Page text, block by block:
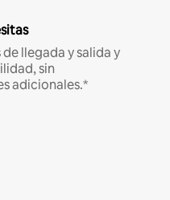
llegada y salida y
sin
adicionales.*